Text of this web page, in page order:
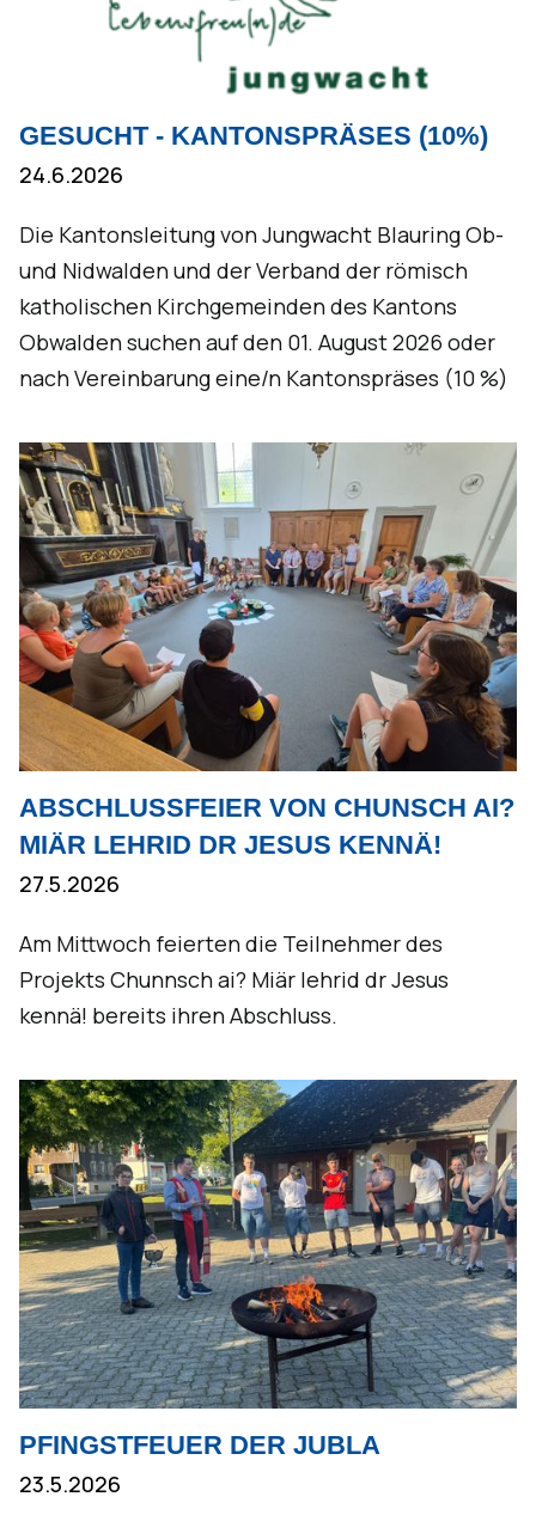
GESUCHT - KANTONSPRÄSES (10%)
24.6.2026
Die Kantonsleitung von Jungwacht Blauring Ob-
und Nidwalden und der Verband der römisch
katholischen Kirchgemeinden des Kantons
Obwalden suchen auf den 01. August 2026 oder
nach Vereinbarung eine/n Kantonspräses (10 %)
ABSCHLUSSFEIER VON CHUNSCH AI?
MIÄR LEHRID DR JESUS KENNÄ!
27.5.2026
Am Mittwoch feierten die Teilnehmer des
Projekts Chunnsch ai? Miär lehrid dr Jesus
kennä! bereits ihren Abschluss.
PFINGSTFEUER DER JUBLA
23.5.2026